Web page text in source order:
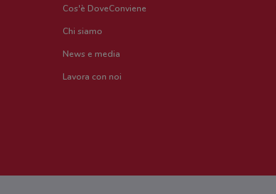
Cos'è DoveConviene
Chi siamo
News e media
Lavora con noi